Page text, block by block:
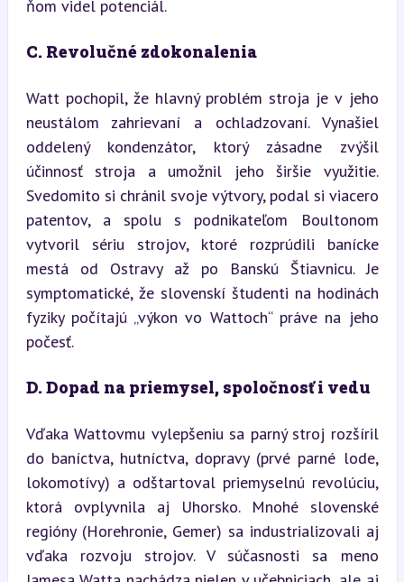
ňom videl potenciál.
C. Revolučné zdokonalenia
Watt pochopil, že hlavný problém stroja je v jeho
neustálom zahrievaní a ochladzovaní. Vynašiel
oddelený kondenzátor, ktorý zásadne zvýšil
účinnosť stroja a umožnil jeho širšie využitie.
Svedomito si chránil svoje výtvory, podal si viacero
patentov, a spolu s podnikateľom Boultonom
vytvoril sériu strojov, ktoré rozprúdili banícke
mestá od Ostravy až po Banskú Štiavnicu. Je
symptomatické, že slovenskí študenti na hodinách
fyziky počítajú „výkon vo Wattoch“ práve na jeho
počesť.
D. Dopad na priemysel, spoločnosť i vedu
Vďaka Wattovmu vylepšeniu sa parný stroj rozšíril
do baníctva, hutníctva, dopravy (prvé parné lode,
lokomotívy) a odštartoval priemyselnú revolúciu,
ktorá ovplyvnila aj Uhorsko. Mnohé slovenské
regióny (Horehronie, Gemer) sa industrializovali aj
vďaka rozvoju strojov. V súčasnosti sa meno